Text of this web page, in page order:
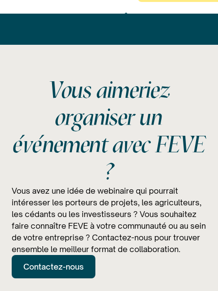
Vous aimeriez
organiser un
événement avec FEVE
?
Vous avez une idée de webinaire qui pourrait
intéresser les porteurs de projets, les agriculteurs,
les cédants ou les investisseurs ? Vous souhaitez
faire connaître FEVE à votre communauté ou au sein
de votre entreprise ? Contactez-nous pour trouver
ensemble le meilleur format de collaboration.
Contactez-nous